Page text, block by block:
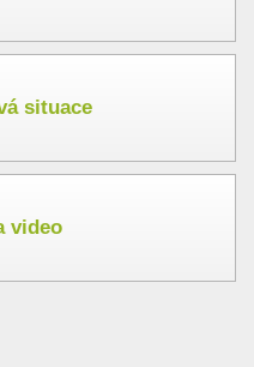
situace
video